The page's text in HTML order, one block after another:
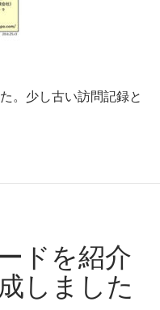
。少し古い訪問記録と
ドを紹介
しました